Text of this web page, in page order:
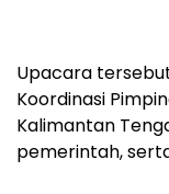
Upacara
Koordinasi
Kalimantan
pemerintah,